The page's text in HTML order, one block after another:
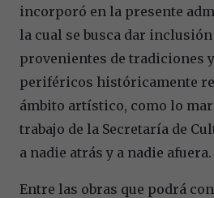
incorporó en la presente
la cual se busca dar
provenientes de tradiciones
periféricos históricamente
ámbito artístico, como lo
trabajo de la Secretaría de
a nadie atrás y a nadie afuera.
Entre las obras que podrá